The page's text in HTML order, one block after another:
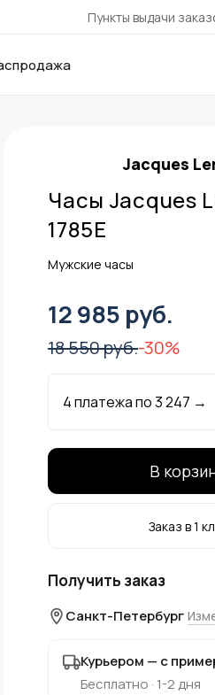
Пункты выдачи
Jacques
Часы Jacques
1785E
Мужские часы
12 985 руб.
18 550 руб.-30%
4 платежа по3 247 →
В
Заказ в 1
Получить заказ
Санкт-Петербург
Курьером — с
Бесплатно · 1-2 дня